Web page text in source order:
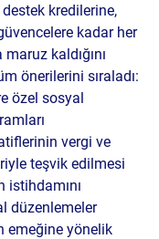
kredilerine,
kadar her
kaldığını
önerilerini sıraladı:
özel sosyal
vergi ve
teşvik edilmesi
istihdamını
düzenlemeler
emeğine yönelik